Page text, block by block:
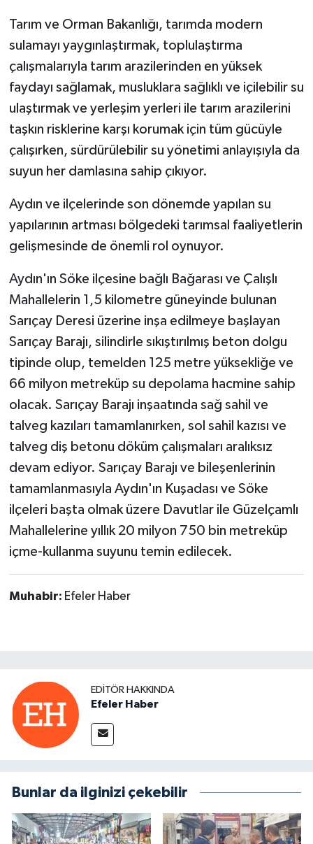
Tarım ve Orman Bakanlığı, tarımda modern
sulamayı yaygınlaştırmak, toplulaştırma
çalışmalarıyla tarım arazilerinden en yüksek
faydayı sağlamak, musluklara sağlıklı ve içilebilir su
ulaştırmak ve yerleşim yerleri ile tarım arazilerini
taşkın risklerine karşı korumak için tüm gücüyle
çalışırken, sürdürülebilir su yönetimi anlayışıyla da
suyun her damlasına sahip çıkıyor.
Aydın ve ilçelerinde son dönemde yapılan su
yapılarının artması bölgedeki tarımsal faaliyetlerin
gelişmesinde de önemli rol oynuyor.
Aydın'ın Söke ilçesine bağlı Bağarası ve Çalışlı
Mahallelerin 1,5 kilometre güneyinde bulunan
Sarıçay Deresi üzerine inşa edilmeye başlayan
Sarıçay Barajı, silindirle sıkıştırılmış beton dolgu
tipinde olup, temelden 125 metre yüksekliğe ve
66 milyon metreküp su depolama hacmine sahip
olacak. Sarıçay Barajı inşaatında sağ sahil ve
talveg kazıları tamamlanırken, sol sahil kazısı ve
talveg diş betonu döküm çalışmaları aralıksız
devam ediyor. Sarıçay Barajı ve bileşenlerinin
tamamlanmasıyla Aydın'ın Kuşadası ve Söke
ilçeleri başta olmak üzere Davutlar ile Güzelçamlı
Mahallelerine yıllık 20 milyon 750 bin metreküp
içme-kullanma suyunu temin edilecek.
Muhabir: Efeler Haber
EDITÖR HAKKINDA
Efeler Haber
Bunlar da ilginizi çekebilir